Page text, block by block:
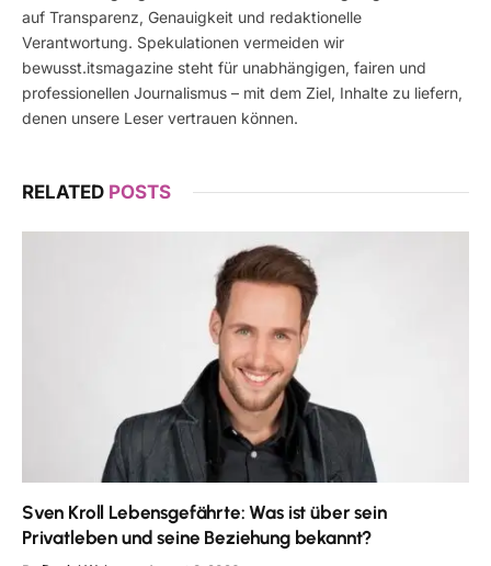
auf Transparenz, Genauigkeit und redaktionelle
Verantwortung. Spekulationen vermeiden wir
bewusst.itsmagazine steht für unabhängigen, fairen und
professionellen Journalismus – mit dem Ziel, Inhalte zu liefern,
denen unsere Leser vertrauen können.
RELATED POSTS
Sven Kroll Lebensgefährte: Was ist über sein
Privatleben und seine Beziehung bekannt?